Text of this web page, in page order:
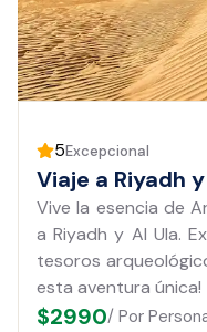
5Excepcional
Viaje a Riyadh
Vive la esencia de
a Riyadh y Al Ula.
tesoros
esta aventura única!
$2990/ Por